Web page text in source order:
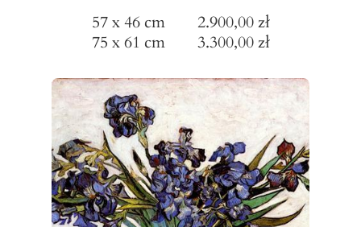
57 x 46 cm 2.900,00 zł
75 x 61 cm 3.300,00 zł